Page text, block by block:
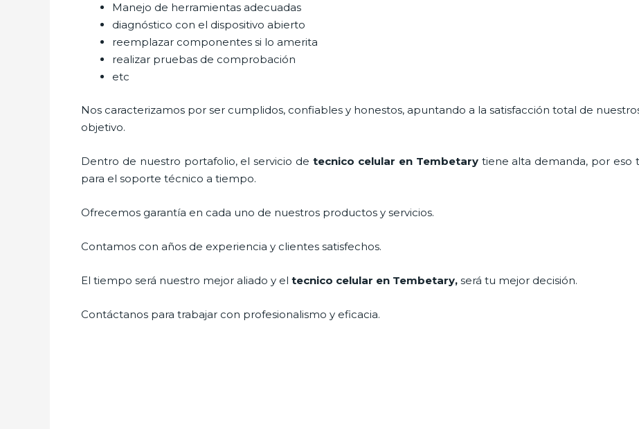
Manejo de herramientas adecuadas
diagnóstico con el dispositivo abierto
reemplazar componentes si lo amerita
realizar pruebas de comprobación
etc
Nos caracterizamos por ser cumplidos, confiables y honestos, apuntando a la satisfacción total de
objetivo.
Dentro de nuestro portafolio, el servicio detecnico celular en Tembetarytiene alta demanda, por eso
para el soporte técnico a tiempo.
Ofrecemos garantía en cada uno de nuestros productos y servicios.
Contamos con años de experiencia y clientes satisfechos.
El tiempo será nuestro mejor aliado y el tecnico celular en Tembetary, será tu mejor decisión.
Contáctanos para trabajar con profesionalismo y eficacia.